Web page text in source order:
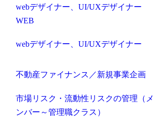
webデザイナー、UI/UXデザイナー
WEB
webデザイナー、UI/UXデザイナー
不動産ファイナンス／新規事業企画
市場リスク・流動性リスクの管理（メ
ンバー～管理職クラス）